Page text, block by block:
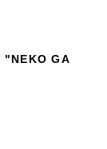
"NEKO GA